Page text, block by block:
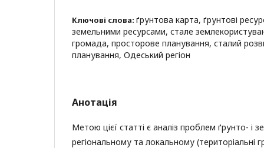
Ключові слова: ґрунтова карта, ґрунтові
земельними ресурсами, стале
громада, просторове планування, сталий
планування, Одеський регіон
Анотація
Метою цієї статті є аналіз проблем ґрунто- і
регіональному та локальному (територіальні